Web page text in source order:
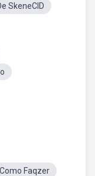
SkeneCID
Faqzer